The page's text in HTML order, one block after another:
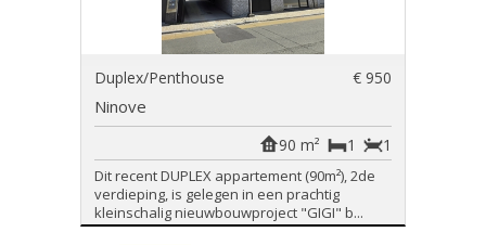
Duplex/Penthouse € 950
Ninove
1
1
90 m²
Dit recent DUPLEX appartement (90m²), 2de
verdieping, is gelegen in een prachtig
kleinschalig nieuwbouwproject "GIGI" b...